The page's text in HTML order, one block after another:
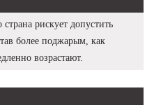
рискует допустить
более поджарым, как
возрастают.